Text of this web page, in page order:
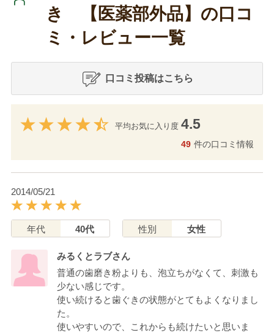
き 【医薬部外品】の口コ
ミ・レビュー一覧
口コミ投稿はこちら
平均お気に入り度 4.5
49 件の口コミ情報
2014/05/21
年代 40代 性別 女性
みるくとラブさん
普通の歯磨き粉よりも、泡立ちがなくて、刺激も
少ない感じです。
使い続けると歯ぐきの状態がとてもよくなりまし
た。
使いやすいので、これからも続けたいと思いま